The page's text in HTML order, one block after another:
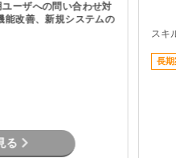
ユーザへの問い合わせ対
能改善、新規システムの
る
スキ
長期